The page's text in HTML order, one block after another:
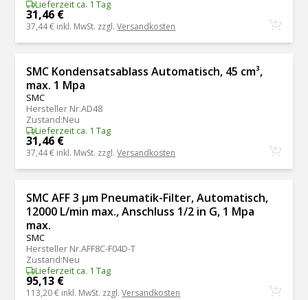
Lieferzeit ca. 1 Tag
31,46 €
37,44 € inkl. MwSt. zzgl.Versandkosten
SMC Kondensatsablass Automatisch, 45 cm³,
max. 1 Mpa
SMC
Hersteller Nr.AD48
Zustand:Neu
Lieferzeit ca. 1 Tag
31,46 €
37,44 € inkl. MwSt. zzgl.Versandkosten
SMC AFF 3 μm Pneumatik-Filter, Automatisch,
12000 L/min max., Anschluss 1/2 in G, 1 Mpa
max.
SMC
Hersteller Nr.AFF8C-F04D-T
Zustand:Neu
Lieferzeit ca. 1 Tag
95,13 €
113,20 € inkl. MwSt. zzgl.Versandkosten